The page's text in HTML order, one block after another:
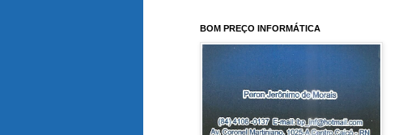
BOM PREÇO INFORMÁTICA